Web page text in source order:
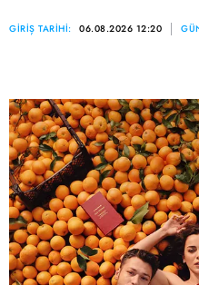
GİRİŞ TARİHİ: 06.08.2026 12:20